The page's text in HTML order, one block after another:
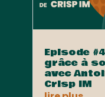
Episode
grâce à
avec
Crisp IM